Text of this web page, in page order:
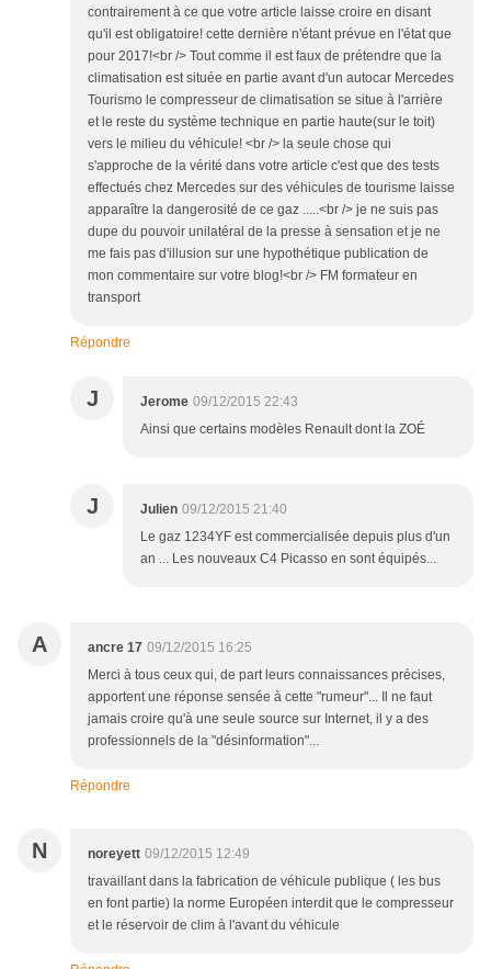
contrairement à ce que votre article laisse croire en disant
qu'il est obligatoire! cette dernière n'étant prévue en l'état que
pour 2017!<br /> Tout comme il est faux de prétendre que la
climatisation est située en partie avant d'un autocar Mercedes
Tourismo le compresseur de climatisation se situe à l'arrière
et le reste du système technique en partie haute(sur le toit)
vers le milieu du véhicule! <br /> la seule chose qui
s'approche de la vérité dans votre article c'est que des tests
effectués chez Mercedes sur des véhicules de tourisme laisse
apparaître la dangerosité de ce gaz .....<br /> je ne suis pas
dupe du pouvoir unilatéral de la presse à sensation et je ne
me fais pas d'illusion sur une hypothétique publication de
mon commentaire sur votre blog!<br /> FM formateur en
transport
Répondre
J Jerome 09/12/2015 22:43
Ainsi que certains modèles Renault dont la ZOÉ
J Julien 09/12/2015 21:40
Le gaz 1234YF est commercialisée depuis plus d'un
an ... Les nouveaux C4 Picasso en sont équipés...
A ancre 17 09/12/2015 16:25
Merci à tous ceux qui, de part leurs connaissances précises,
apportent une réponse sensée à cette "rumeur"... Il ne faut
jamais croire qu'à une seule source sur Internet, il y a des
professionnels de la "désinformation"...
Répondre
N noreyett 09/12/2015 12:49
travaillant dans la fabrication de véhicule publique ( les bus
en font partie) la norme Européen interdit que le compresseur
et le réservoir de clim à l'avant du véhicule